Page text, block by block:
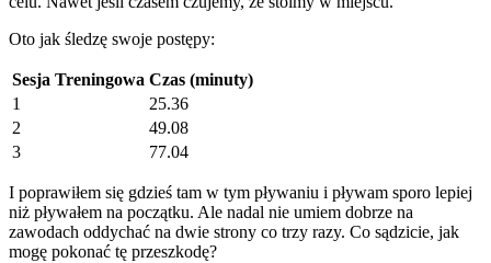
Oto jak śledzę swoje postępy:
Sesja Treningowa Czas (minuty)
1
25.36
2
49.08
3
77.04
I poprawiłem się gdzieś tam w tym pływaniu i pływam sporo lepiej
niż pływałem na początku. Ale nadal nie umiem dobrze na
zawodach oddychać na dwie strony co trzy razy. Co sądzicie, jak
mogę pokonać tę przeszkodę?